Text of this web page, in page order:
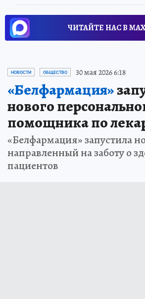
ЧИТАЙТЕ НАС В
НОВОСТИ ОБЩЕСТВО 30 мая 2026 6:18
«Белфармация»
нового
помощника по
«Белфармация» запустила
направленный на заботу о
пациентов